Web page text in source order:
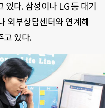
다. 삼성이나 LG 등 대기
외부상담센터와 연계해
고 있다.